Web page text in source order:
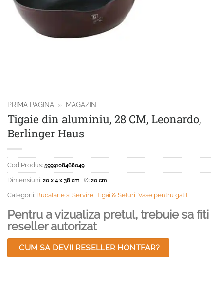
PRIMA PAGINA » MAGAZIN
Tigaie din aluminiu, 28 CM, Leonardo,
Berlinger Haus
Cod Produs: 5999108468049
Dimensiuni: 20 x 4 x 38 cm Ø: 20 cm
Categorii: Bucatarie si Servire Tigai & Seturi Vase pentru gatit
Pentru a vizualiza pretul, trebuie sa fiti
reseller autorizat
CUM SA DEVII RESELLER HONTFAR?